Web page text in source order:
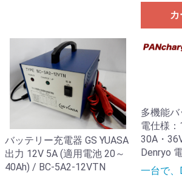
バッテリー充電器 GS YUASA
出力 12V 5A (適用電池 20～
40Ah) / BC-5A2-12VTN
多機能
電仕様
30A・
Denryo
一台で